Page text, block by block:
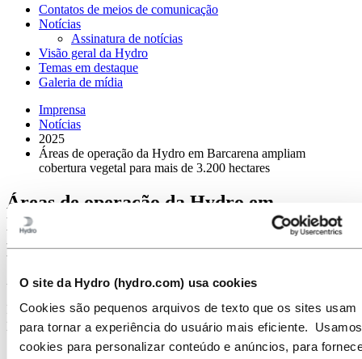
O site da Hydro (hydro.com) usa cookies
Cookies são pequenos arquivos de texto que os sites usam
para tornar a experiência do usuário mais eficiente. Usamos
cookies para personalizar conteúdo e anúncios, para
Contatos de meios de comunicação
Notícias
Assinatura de notícias
Visão geral da Hydro
Temas em destaque
Galeria de mídia
Imprensa
Notícias
2025
Áreas de operação da Hydro em Barcarena ampliam
cobertura vegetal para mais de 3.200 hectares
Áreas de operação da Hydro em
Barcarena ampliam cobertura vegetal
para mais de 3.200 hectares
Alunorte e Albras ampliaram as áreas vegetadas de seu território em
Paragominas reabilitou mais de 3.400 hectares desde o início de seu
programa de reflorestamento, em 2009